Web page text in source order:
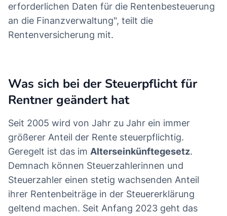
erforderlichen Daten für die Rentenbesteuerung
an die Finanzverwaltung", teilt die
Rentenversicherung mit.
Was sich bei der Steuerpflicht für
Rentner geändert hat
Seit 2005 wird von Jahr zu Jahr ein immer
größerer Anteil der Rente steuerpflichtig.
Geregelt ist das im Alterseinkünftegesetz.
Demnach können Steuerzahlerinnen und
Steuerzahler einen stetig wachsenden Anteil
ihrer Rentenbeiträge in der Steuererklärung
geltend machen. Seit Anfang 2023 geht das